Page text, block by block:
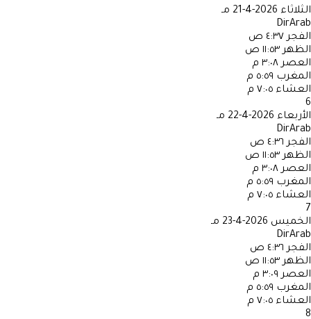
الثلاثاء 2026-4-21 مـ
DirArab
الفجر ٤:٣٧ ص
الظهر ١١:٥٣ ص
العصر ٣:٠٨ م
المغرب ٥:٥٩ م
العشاء ٧:٠٥ م
6
الأربعاء 2026-4-22 مـ
DirArab
الفجر ٤:٣٦ ص
الظهر ١١:٥٣ ص
العصر ٣:٠٨ م
المغرب ٥:٥٩ م
العشاء ٧:٠٥ م
7
الخميس 2026-4-23 مـ
DirArab
الفجر ٤:٣٦ ص
الظهر ١١:٥٣ ص
العصر ٣:٠٩ م
المغرب ٥:٥٩ م
العشاء ٧:٠٥ م
8